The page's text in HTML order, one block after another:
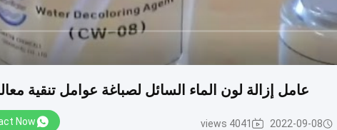
عامل إزالة لون الماء السائل لصباغة عوامل تنقية
2022-09-08
4041 views
Now